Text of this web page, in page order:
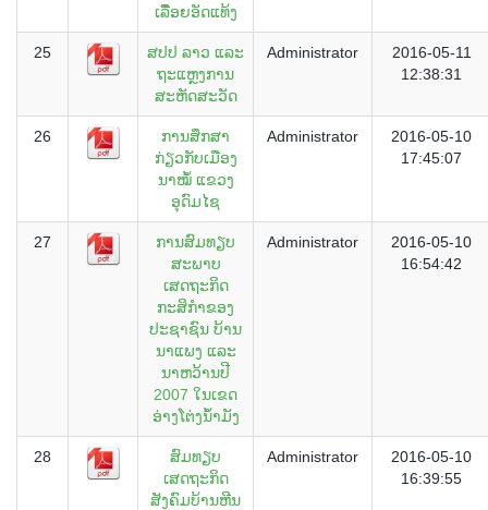
ເລື່ຶອຍອັດແທ້ງ
25
ສປປ ລາວ ແລະ
ຖະແຫຼງການ
ສະຫັດສະວັດ
Administrator
2016-05-11
12:38:31
26
ການສຶກສາ
ກ່ຽວກັບເມືອງ
ນາໝໍ້ ແຂວງ
ອຸດົມໄຊ
Administrator
2016-05-10
17:45:07
27
ການສົມທຽບ
ສະພາບ
ເສດຖະກິດ
ກະສິກຳຂອງ
ປະຊາຊົນ ບ້ານ
ນາແພງ ແລະ
ນາຫວ້ານປີ
2007 ໃນເຂດ
ອ່າງໂຕ່ງນ້ຳມັງ
Administrator
2016-05-10
16:54:42
28
ສົມທຽບ
ເສດຖະກິດ
ສັງຄົມບ້ານຫີນ
Administrator
2016-05-10
16:39:55